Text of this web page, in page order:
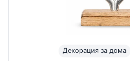
Декорация за дома